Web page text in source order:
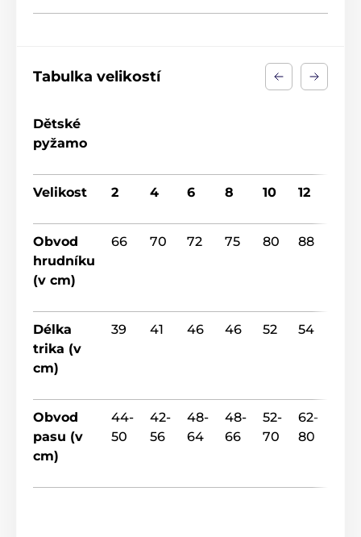
Tabulka velikostí
Dětské
pyžamo
Velikost 2 4 6 8 10 12
Obvod
hrudníku
(v cm)
66 70 72 75 80 88
Délka
trika (v
cm)
39 41 46 46 52 54
Obvod
pasu (v
cm)
44-
50
42-
56
48-
64
48-
66
52-
70
62-
80